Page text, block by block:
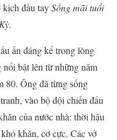
kịch đầu taySống mãi tuổi
.
ấn đáng kể trong lòng
bật lên từ những năm
80. Ông đã từng sống
vào bộ đội chiến đấu
của nước nhà: thời hậu
khăn, cơ cực. Các vở